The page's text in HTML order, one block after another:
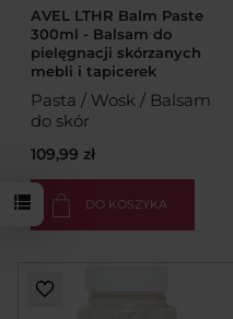
AVEL LTHR Balm Paste
300ml - Balsam do
pielęgnacji skórzanych
mebli i tapicerek
Pasta / Wosk / Balsam
do skór
109,99 zł
DO KOSZYKA